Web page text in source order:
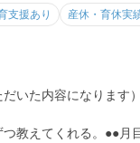
支援あり 産休・育休実
いた内容になります
教えてくれる。●●